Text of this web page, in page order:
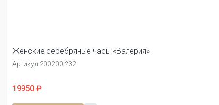
Женские серебряные часы «Валерия»
Артикул:200200.232
19950 ₽